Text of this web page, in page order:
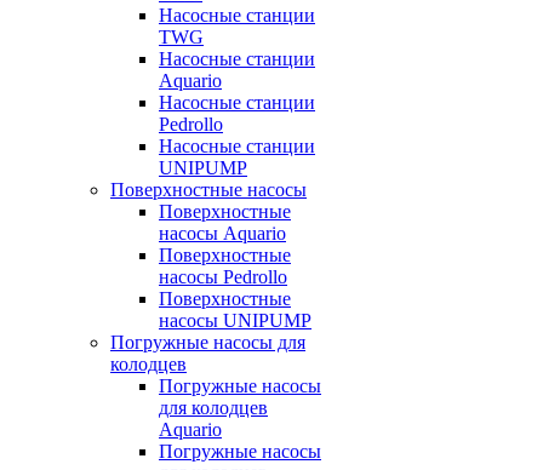
Насосные станции
TWG
Насосные станции
Aquario
Насосные станции
Pedrollo
Насосные станции
UNIPUMP
Поверхностные насосы
Поверхностные
насосы Aquario
Поверхностные
насосы Pedrollo
Поверхностные
насосы UNIPUMP
Погружные насосы для
колодцев
Погружные насосы
для колодцев
Aquario
Погружные насосы